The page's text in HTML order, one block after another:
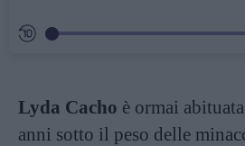
Lyda Cacho è ormai
anni sotto il peso delle